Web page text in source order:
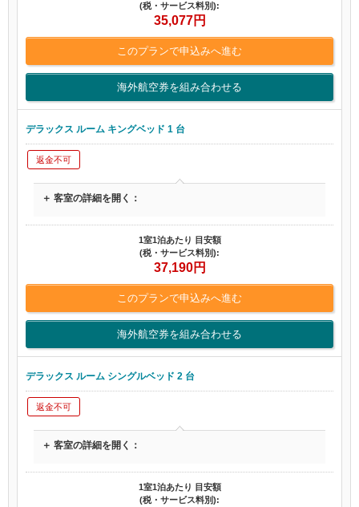
(税・サービス料別):
35,077円
このプランで申込みへ進む
海外航空券を組み合わせる
デラックス ルーム キングベッド 1 台
返金不可
＋ 客室の詳細を開く：
1室1泊あたり 目安額
(税・サービス料別):
37,190円
このプランで申込みへ進む
海外航空券を組み合わせる
デラックス ルーム シングルベッド 2 台
返金不可
＋ 客室の詳細を開く：
1室1泊あたり 目安額
(税・サービス料別):